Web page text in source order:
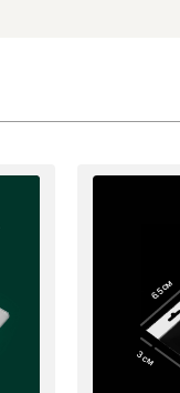
6.5 см
3 см